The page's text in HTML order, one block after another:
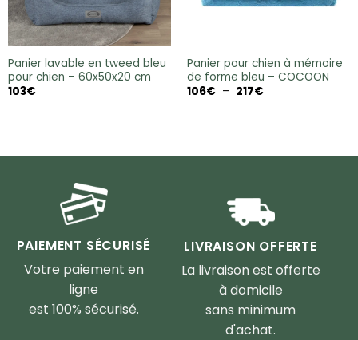
Panier lavable en tweed bleu
pour chien – 60x50x20 cm
103€
Panier pour chien à mémoire
de forme bleu – COCOON
106€ – 217€Plage
PAIEMENT SÉCURISÉ
Votre paiement en
ligne
est 100% sécurisé.
LIVRAISON OFFERTE
La livraison est offerte
à domicile
sans minimum
d'achat.